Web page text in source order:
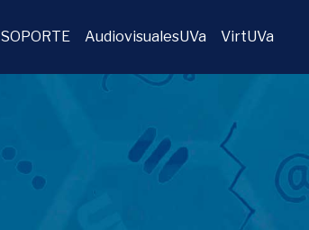
SOPORTE AudiovisualesUVa VirtUVa